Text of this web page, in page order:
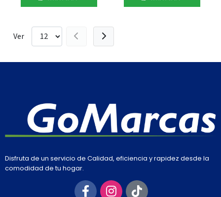
Ver
Disfruta de un servicio de Calidad, eficiencia y rapidez desde la
comodidad de tu hogar.